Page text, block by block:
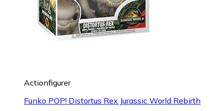
Actionfigurer
Funko POP! Distortus Rex Jurassic World Rebirth